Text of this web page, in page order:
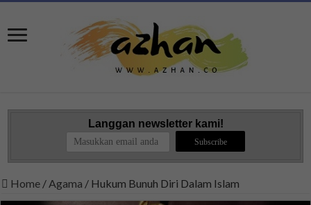
Langgan newsletter kami!
Home / Agama / Hukum Bunuh Diri Dalam Islam